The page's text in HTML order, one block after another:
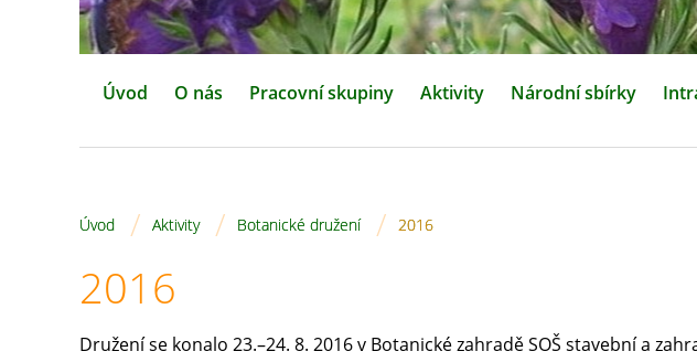
Úvod O nás Pracovní skupiny Aktivity Národní sbírky
Úvod / Aktivity / Botanické družení / 2016
2016
Družení se konalo 23.–24. 8. 2016 v Botanické zahradě SOŠ stavební a